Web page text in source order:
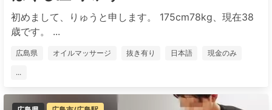
初めまして、りゅうと申します。 175cm78kg、現在38
歳です。 ...
広島県 オイルマッサージ 抜き有り 日本語 現金のみ
...